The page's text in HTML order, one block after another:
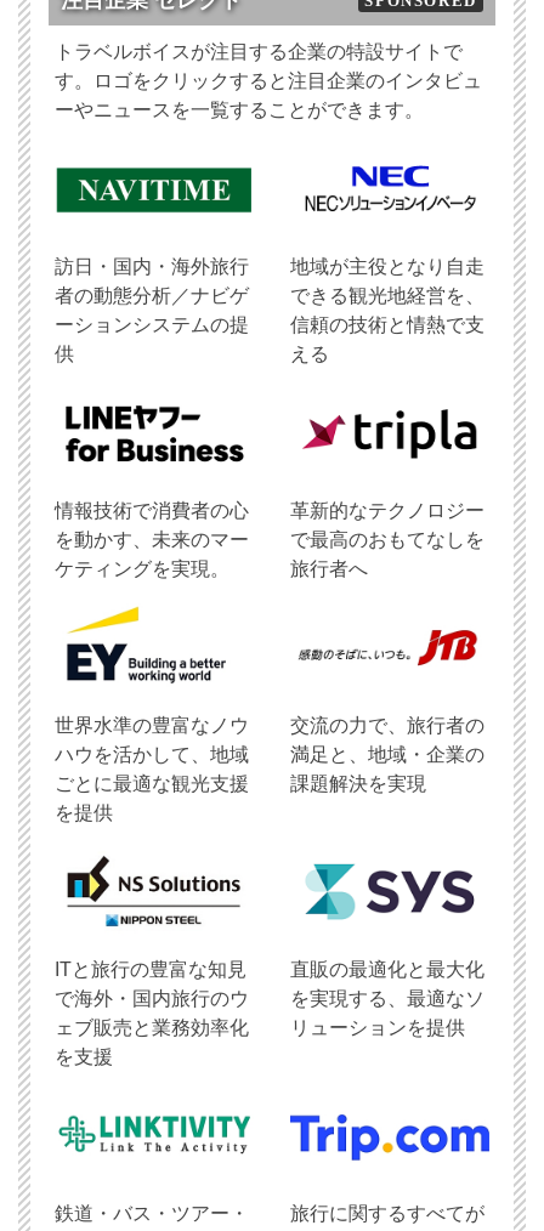
トラベルボイスが注目する企業の特設サイトで
す。ロゴをクリックすると注目企業のインタビュ
ーやニュースを一覧することができます。
訪日・国内・海外旅行
者の動態分析／ナビゲ
ーションシステムの提
供
地域が主役となり自走
できる観光地経営を、
信頼の技術と情熱で支
える
情報技術で消費者の心
を動かす、未来のマー
ケティングを実現。
革新的なテクノロジー
で最高のおもてなしを
旅行者へ
世界水準の豊富なノウ
ハウを活かして、地域
ごとに最適な観光支援
を提供
交流の力で、旅行者の
満足と、地域・企業の
課題解決を実現
ITと旅行の豊富な知見
で海外・国内旅行のウ
ェブ販売と業務効率化
を支援
直販の最適化と最大化
を実現する、最適なソ
リューションを提供
鉄道・バス・ツアー・
旅行に関するすべてが